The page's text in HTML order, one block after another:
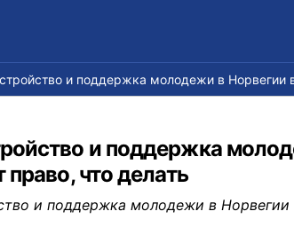
и поддержка молодежи в Норвегии
и поддержка
право, что делать
и поддержка молодежи в